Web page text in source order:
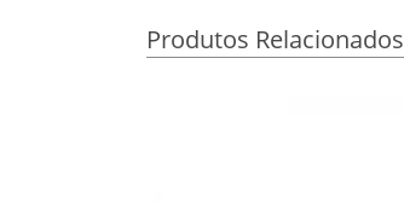
Produtos Relacionados